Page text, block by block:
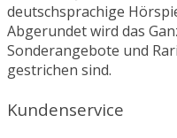
deutschsprachige
Abgerundet wird das
Sonderangebote und
gestrichen sind.
Kundenservice